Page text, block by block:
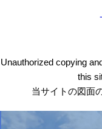
Unauthorized copying
this
当サイトの図面